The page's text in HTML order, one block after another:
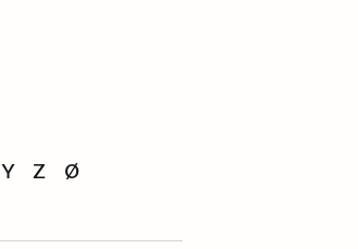
Y Z Ø